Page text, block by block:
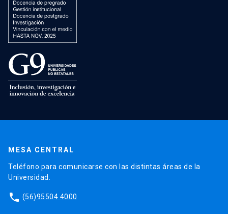
MESA CENTRAL
Teléfono para comunicarse con las distintas áreas de la
Universidad.
phone (56)95504 4000